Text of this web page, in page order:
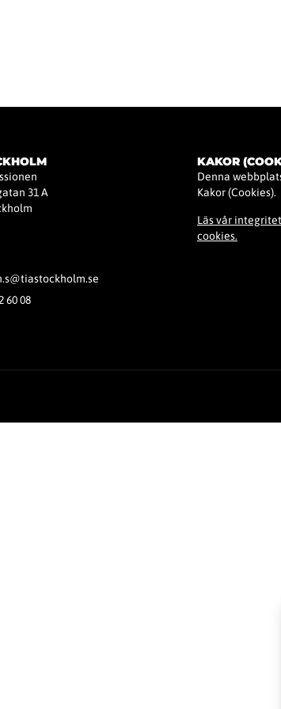
31 A
60 08
KAKOR
Denna
Kakor (Cookies).
Läs vår
cookies.